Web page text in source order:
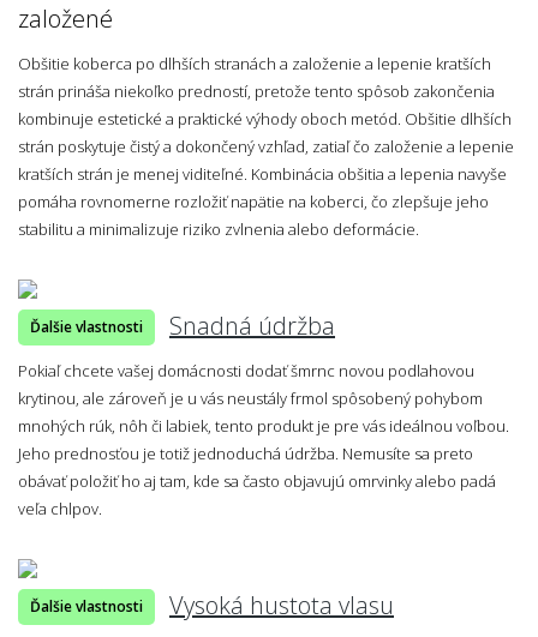
založené
Obšitie koberca po dlhších stranách a založenie a lepenie kratších
strán prináša niekoľko predností, pretože tento spôsob zakončenia
kombinuje estetické a praktické výhody oboch metód. Obšitie dlhších
strán poskytuje čistý a dokončený vzhľad, zatiaľ čo založenie a lepenie
kratších strán je menej viditeľné. Kombinácia obšitia a lepenia navyše
pomáha rovnomerne rozložiť napätie na koberci, čo zlepšuje jeho
stabilitu a minimalizuje riziko zvlnenia alebo deformácie.
Ďalšie vlastnosti Snadná údržba
Pokiaľ chcete vašej domácnosti dodať šmrnc novou podlahovou
krytinou, ale zároveň je u vás neustály frmol spôsobený pohybom
mnohých rúk, nôh či labiek, tento produkt je pre vás ideálnou voľbou.
Jeho prednosťou je totiž jednoduchá údržba. Nemusíte sa preto
obávať položiť ho aj tam, kde sa často objavujú omrvinky alebo padá
veľa chlpov.
Ďalšie vlastnosti Vysoká hustota vlasu